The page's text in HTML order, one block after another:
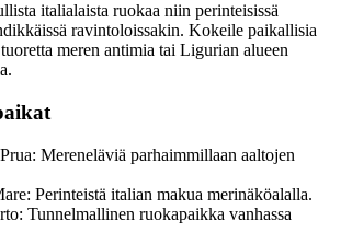
italialaista ruokaa niin perinteisissä
ravintoloissakin. Kokeile paikallisia
meren antimia tai Ligurian alueen
Mereneläviä parhaimmillaan aaltojen
Perinteistä italian makua merinäköalalla.
Tunnelmallinen ruokapaikka vanhassa